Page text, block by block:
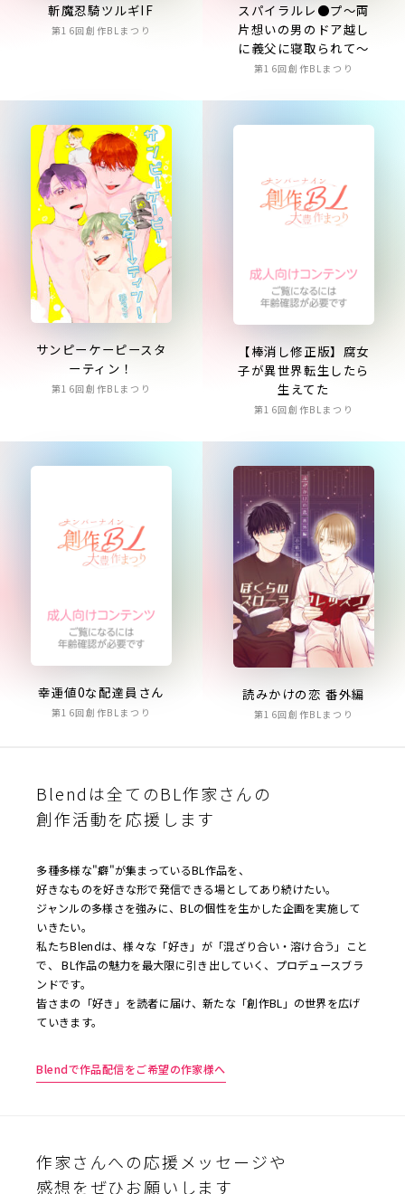
斬魔忍騎ツルギIF
第16回創作BLまつり
スパイラルレ●プ～両
片想いの男のドア越し
に義父に寝取られて～
第16回創作BLまつり
サンピーケーピースタ
ーティン！
第16回創作BLまつり
【棒消し修正版】腐女
子が異世界転生したら
生えてた
第16回創作BLまつり
幸運値0な配達員さん
第16回創作BLまつり
読みかけの恋 番外編
第16回創作BLまつり
Blendは全てのBL作家さんの
創作活動を応援します
多種多様な"癖"が集まっているBL作品を、
好きなものを好きな形で発信できる場としてあり続けたい。
ジャンルの多様さを強みに、BLの個性を生かした企画を実施して
いきたい。
私たちBlendは、様々な「好き」が「混ざり合い・溶け合う」こと
で、 BL作品の魅力を最大限に引き出していく、プロデュースブラ
ンドです。
皆さまの「好き」を読者に届け、新たな「創作BL」の世界を広げ
ていきます。
Blendで作品配信をご希望の作家様へ
作家さんへの応援メッセージや
感想をぜひお願いします